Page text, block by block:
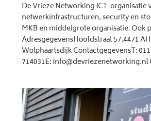
De Vrieze Networking ICT-organisatie
netwerkinfrastructuren, security en
MKB en middelgrote organisatie. Ook
AdresgegevensHoofdstraat 57,4471 AH
Wolphaartsdijk ContactgegevensT:
714031E: info@devriezenetworking.nl